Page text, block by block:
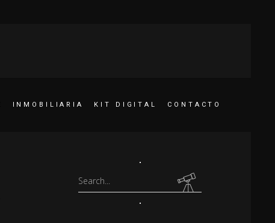
INMOBILIARIA KIT DIGITAL CONTACTO
Search